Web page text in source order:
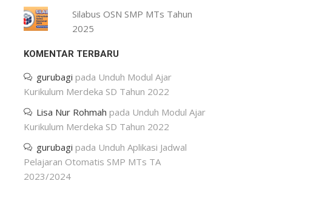
Silabus OSN SMP MTs Tahun
2025
KOMENTAR TERBARU
gurubagi pada Unduh Modul Ajar
Kurikulum Merdeka SD Tahun 2022
Lisa Nur Rohmah pada Unduh Modul Ajar
Kurikulum Merdeka SD Tahun 2022
gurubagi pada Unduh Aplikasi Jadwal
Pelajaran Otomatis SMP MTs TA
2023/2024